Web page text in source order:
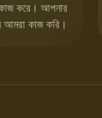
কাজ করে। আপনার
আমরা কাজ করি।